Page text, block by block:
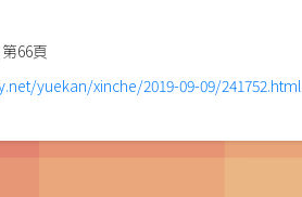
66頁
yuekan/xinche/2019-09-09/241752.html